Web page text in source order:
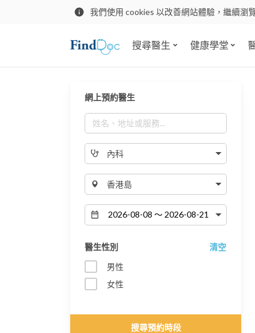
我們使用 cookies 以改善網站體驗，繼續瀏
搜尋醫生 健康學堂
網上預約醫生
內科
香港島
醫生性別
清空
男性
女性
搜尋預約時段